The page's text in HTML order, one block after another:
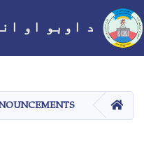
د اوبو او
کور